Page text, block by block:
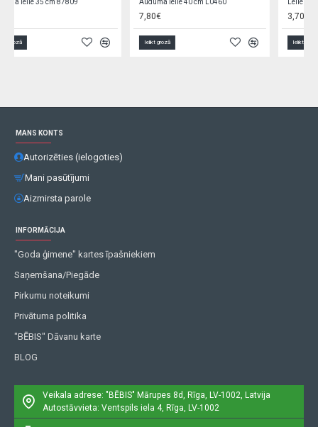
Lelle 20 cm L0305 Lelle 30 cm L0376
MANS KONTS
Autorizēties (ielogoties)
Mani pasūtījumi
Aizmirsta parole
INFORMĀCIJA
"Goda ģimene" kartes īpašniekiem
Saņemšana/Piegāde
Pirkumu noteikumi
Privātuma politika
"BĒBIS" Dāvanu karte
BLOG
Veikala adrese: "BĒBIS" Mārupes 8d, Rīga, LV-1002, Latvija
Autostāvvieta: Ventspils iela 4, Rīga, LV-1002